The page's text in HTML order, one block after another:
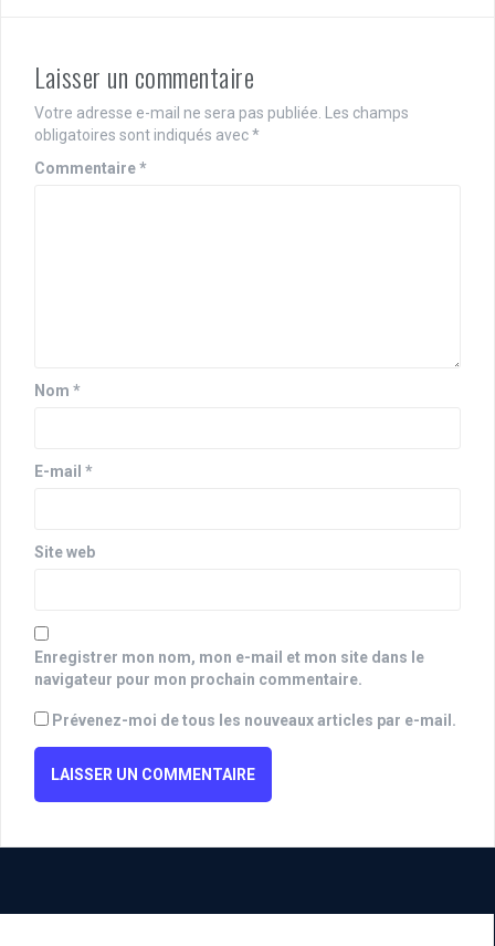
Laisser un commentaire
Votre adresse e-mail ne sera pas publiée. Les champs
obligatoires sont indiqués avec*
Commentaire*
Nom *
E-mail *
Site web
Enregistrer mon nom, mon e-mail et mon site dans le
navigateur pour mon prochain commentaire.
Prévenez-moi de tous les nouveaux articles par e-mail.